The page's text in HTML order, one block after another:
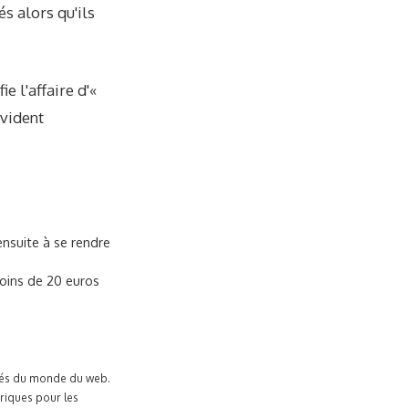
alors qu'ils
l'affaire d'«
à se rendre
de 20 euros
du monde du web.
pour les